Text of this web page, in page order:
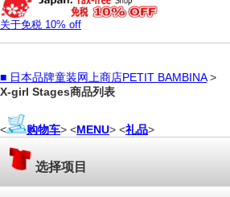
关于免税 10% off
■ 日本品牌童装网上商店PETIT BAMBINA>
X-girl Stages商品列表
< 购物车> <MENU> <礼品>
选择项目